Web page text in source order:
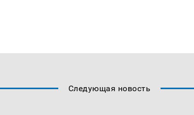
Следующая новость